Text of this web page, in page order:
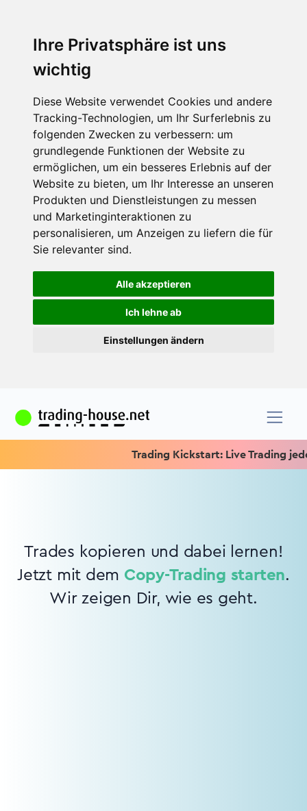
Ihre Privatsphäre ist uns
wichtig
Diese Website verwendet Cookies und andere
Tracking-Technologien, um Ihr Surferlebnis zu
folgenden Zwecken zu verbessern: um
grundlegende Funktionen der Website zu
ermöglichen, um ein besseres Erlebnis auf der
Website zu bieten, um Ihr Interesse an unseren
Produkten und Dienstleistungen zu messen
und Marketinginteraktionen zu
personalisieren, um Anzeigen zu liefern die für
Sie relevanter sind.
Alle akzeptieren
Ich lehne ab
Einstellungen ändern
Trading Kickstart: Live Trading
Trades kopieren und dabei lernen!
Jetzt mit dem Copy-Trading starten.
Wir zeigen Dir, wie es geht.